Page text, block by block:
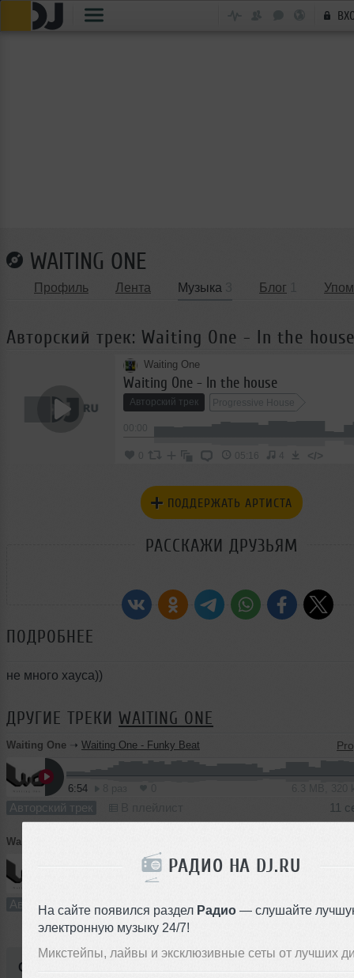
РАДИО НА DJ.RU
На сайте появился раздел Радио — слушайте
электронную музыку 24/7!
Микстейпы, лайвы и эксклюзивные сеты от лучших
WAITING ONE
Профиль Лента Музыка Блог
Авторский трек: Waiting One - In the
Waiting One
Waiting One - In the house
Авторский трек Progressive House
05:16 </>
ПОДДЕРЖАТЬ АРТИСТА
РАССКАЖИ ДРУЗЬЯМ
ПОДРОБНЕЕ
не много хауса))
ДРУГИЕ ТРЕКИ WAITING ONE
Waiting One ➝ Waiting One - Funky Beat
6:54
Авторский трек 11
Waiting One
0
Авторский трек
Стиль: